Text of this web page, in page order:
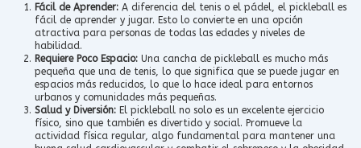
Fácil de Aprender: A diferencia del tenis o el pádel, el pickleball es
fácil de aprender y jugar. Esto lo convierte en una opción
atractiva para personas de todas las edades y niveles de
habilidad.
Requiere Poco Espacio: Una cancha de pickleball es mucho más
pequeña que una de tenis, lo que significa que se puede jugar en
espacios más reducidos, lo que lo hace ideal para entornos
urbanos y comunidades más pequeñas.
Salud y Diversión: El pickleball no solo es un excelente ejercicio
físico, sino que también es divertido y social. Promueve la
actividad física regular, algo fundamental para mantener una